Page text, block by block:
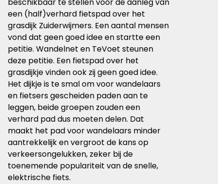
beschikbaar te stellen voor de aanleg van
een (half)verhard fietspad over het
grasdijk Zuiderwijmers. Een aantal mensen
vond dat geen goed idee en startte een
petitie. Wandelnet en TeVoet steunen
deze petitie. Een fietspad over het
grasdijkje vinden ook zij geen goed idee.
Het dijkje is te smal om voor wandelaars
en fietsers gescheiden paden aan te
leggen, beide groepen zouden een
verhard pad dus moeten delen. Dat
maakt het pad voor wandelaars minder
aantrekkelijken vergroot de kans op
verkeersongelukken, zeker bij de
toenemende populariteit van de snelle,
elektrische fiets.